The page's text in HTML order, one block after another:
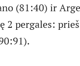
(81:40) ir
2 pergales: